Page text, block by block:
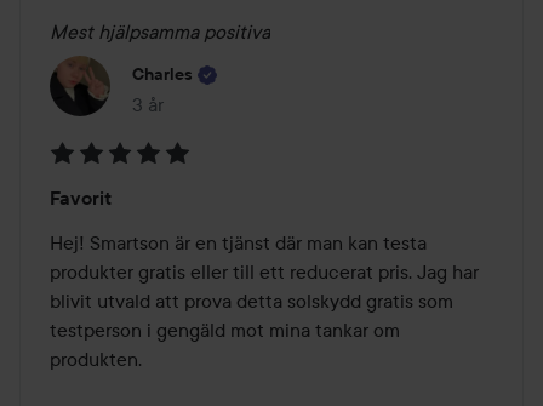
Mest hjälpsamma positiva
Charles
3 år
Inlägget skapades 3 år
5
av
5
Favorit
Hej! Smartson är en tjänst där man kan testa
produkter gratis eller till ett reducerat pris. Jag har
blivit utvald att prova detta solskydd gratis som
testperson i gengäld mot mina tankar om
produkten.